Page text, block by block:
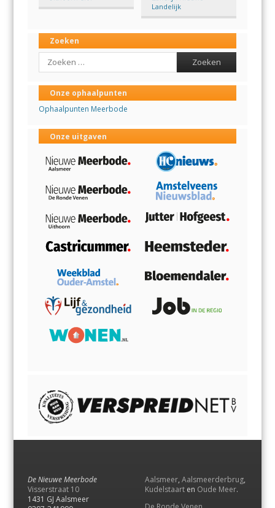
Landelijk
Zoeken
Search
Onze ophaalpunten
Ophaalpunten Meerbode
Onze uitgaven
De Nieuwe Meerbode
Visserstraat 10
1431 GJ Aalsmeer
Aalsmeer, Aalsmeerderbrug,
Kudelstaart en Oude Meer.